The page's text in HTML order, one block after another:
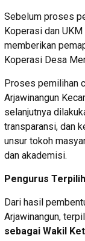
Sebelum proses
Koperasi dan
memberikan
Koperasi Desa
Proses pemilihan
Arjawinangun
selanjutnya
transparansi, dan
unsur tokoh
dan akademisi.
Pengurus
Dari hasil
Arjawinangun,
sebagai Wakil